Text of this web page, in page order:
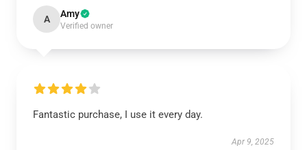
A Amy
Verified owner
Fantastic purchase, I use it every day.
Apr 9, 2025